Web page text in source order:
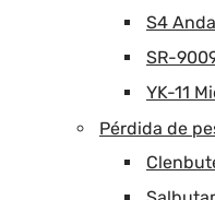
S4
SR-
YK-11
Pérdida de